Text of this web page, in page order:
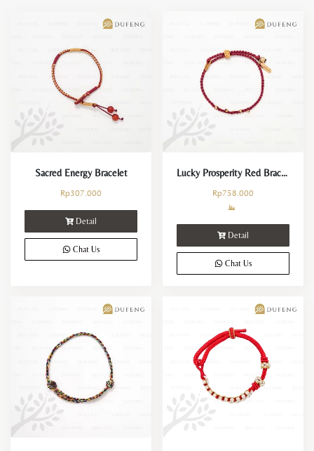
Sacred Energy Bracelet
Rp307.000
Detail
Chat Us
Lucky Prosperity Red Bracelet
Rp758.000
Detail
Chat Us